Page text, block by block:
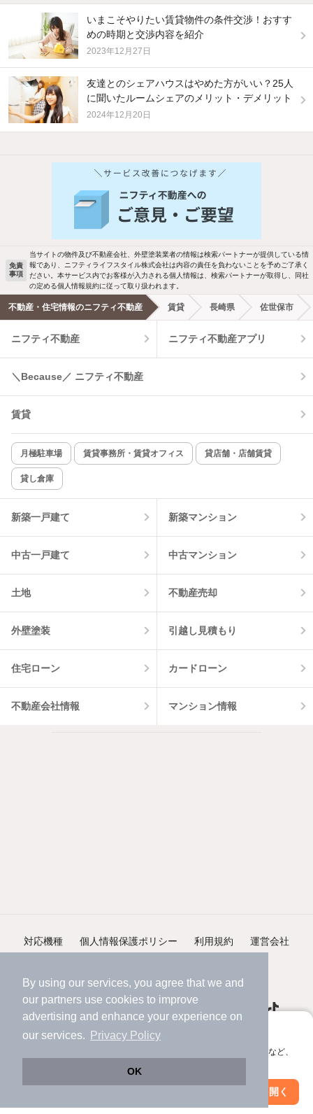
By using our services, you agree that we and
our partners use cookies to improve
advertising and enhance your experience on
our services.
Privacy Policy
OK
アプリに切り替えて、サクサクお部屋探し
会員登録なしですぐ使える。マップ検索やお気に入り保存など、
アプリを開く
絞り込み条件を変更
いまこそやりたい賃貸物件の条件交渉！おすす
めの時期と交渉内容を紹介
2023年12月27日
友達とのシェアハウスはやめた方がいい？25人
に聞いたルームシェアのメリット・デメリット
2024年12月20日
バス・トイレ別 2階以上
洗濯機置場あり 独立洗面台
エアコンあり 都市ガス
温水洗浄便座 オートロック
コンロ2口以上
新着のみ インターネット無料
該当件数:
1件
免責
事項
当サイトの物件及び不動産会社、外壁塗装業者の情報は検索パートナーが提供している情
報であり、ニフティライフスタイル株式会社は内容の責任を負わないことを予めご了承く
ださい。本サービス内でお客様が入力される個人情報は、検索パートナーが取得し、同社
の定める個人情報規約に従って取り扱われます。
不動産・住宅情報のニフティ不動産 賃貸 長崎県 佐世保市
ニフティ不動産 ニフティ不動産アプリ
＼Because／ ニフティ不動産
賃貸
月極駐車場 賃貸事務所・賃貸オフィス 貸店舗・店舗賃貸
貸し倉庫
新築一戸建て 新築マンション
中古一戸建て 中古マンション
土地 不動産売却
外壁塗装 引越し見積もり
住宅ローン カードローン
不動産会社情報 マンション情報
対応機種 個人情報保護ポリシー 利用規約 運営会社
©NIFTY Lifestyle Co., Ltd.